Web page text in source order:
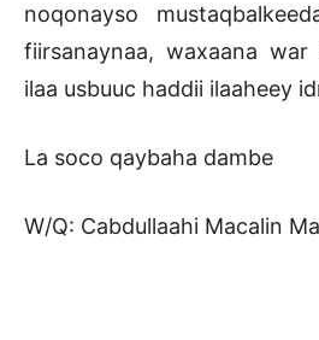
noqonayso
fiirsanaynaa, waxaana
ilaa usbuuc haddii ilaaheey
La soco qaybaha dambe
W/Q: Cabdullaahi Macalin